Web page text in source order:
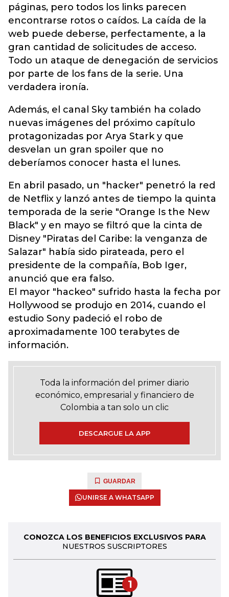
páginas, pero todos los links parecen
encontrarse rotos o caídos. La caída de la
web puede deberse, perfectamente, a la
gran cantidad de solicitudes de acceso.
Todo un ataque de denegación de servicios
por parte de los fans de la serie. Una
verdadera ironía.
Además, el canal Sky también ha colado
nuevas imágenes del próximo capítulo
protagonizadas por Arya Stark y que
desvelan un gran spoiler que no
deberíamos conocer hasta el lunes.
En abril pasado, un "hacker" penetró la red
de Netflix y lanzó antes de tiempo la quinta
temporada de la serie "Orange Is the New
Black" y en mayo se filtró que la cinta de
Disney "Piratas del Caribe: la venganza de
Salazar" había sido pirateada, pero el
presidente de la compañía, Bob Iger,
anunció que era falso.
El mayor "hackeo" sufrido hasta la fecha por
Hollywood se produjo en 2014, cuando el
estudio Sony padeció el robo de
aproximadamente 100 terabytes de
información.
Toda la información del primer diario
económico, empresarial y financiero de
Colombia a tan solo un clic
DESCARGUE LA APP
GUARDAR
UNIRSE A WHATSAPP
CONOZCA LOS BENEFICIOS EXCLUSIVOS PARA
NUESTROS SUSCRIPTORES
1